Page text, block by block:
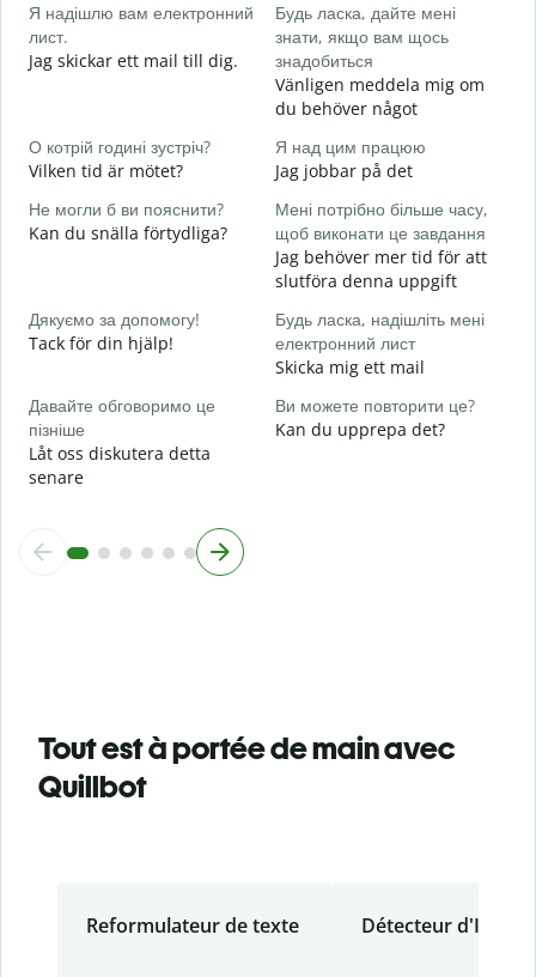
Я надішлю вам електронний
лист.
Jag skickar ett mail till dig.
Будь ласка, дайте мені
знати, якщо вам щось
знадобиться
Vänligen meddela mig om
du behöver något
О котрій годині зустріч?
Vilken tid är mötet?
Я над цим працюю
Jag jobbar på det
Не могли б ви пояснити?
Kan du snälla förtydliga?
Мені потрібно більше часу,
щоб виконати це завдання
Jag behöver mer tid för att
slutföra denna uppgift
Дякуємо за допомогу!
Tack för din hjälp!
Будь ласка, надішліть мені
електронний лист
Skicka mig ett mail
Давайте обговоримо це
пізніше
Låt oss diskutera detta
senare
Ви можете повторити це?
Kan du upprepa det?
Tout est à portée de main avec
Quillbot
Reformulateur de texte Détecteur d'IA